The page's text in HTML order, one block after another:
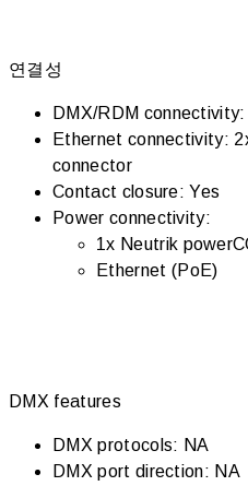
연결성
DMX/RDM
Ethernet connectivity:
connector
Contact closure: Yes
Power connectivity:
1x Neutrik
Ethernet (PoE)
DMX features
DMX protocols: NA
DMX port direction: NA